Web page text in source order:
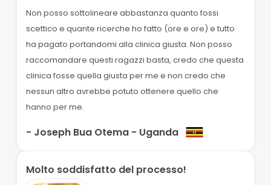
Non posso sottolineare abbastanza quanto fossi
scettico e quante ricerche ho fatto (ore e ore) e tutto
ha pagato portandomi alla clinica giusta. Non posso
raccomandare questi ragazzi basta, credo che questa
clinica fosse quella giusta per me e non credo che
nessun altro avrebbe potuto ottenere quello che
hanno per me.
- Joseph Bua Otema - Uganda
Molto soddisfatto del processo!